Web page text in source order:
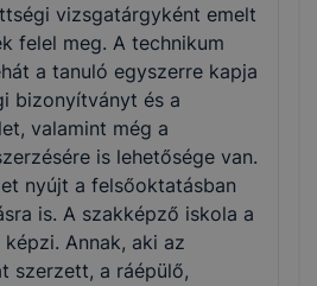
vizsgatárgyként emelt
felel meg. A technikum
a tanuló egyszerre kapja
bizonyítványt és a
valamint még a
is lehetősége van.
nyújt a felsőoktatásban
is. A szakképző iskola a
Annak, aki az
szerzett, a ráépülő,